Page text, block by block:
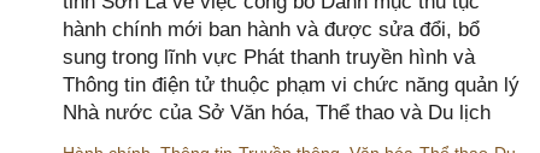
hành chính mới ban hành và được sửa đổi, bổ
sung trong lĩnh vực Phát thanh truyền hình và
Thông tin điện tử thuộc phạm vi chức năng quản lý
Nhà nước của Sở Văn hóa, Thể thao và Du lịch